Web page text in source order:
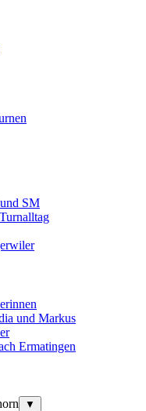
SM
und Markus
Ermatingen
▼